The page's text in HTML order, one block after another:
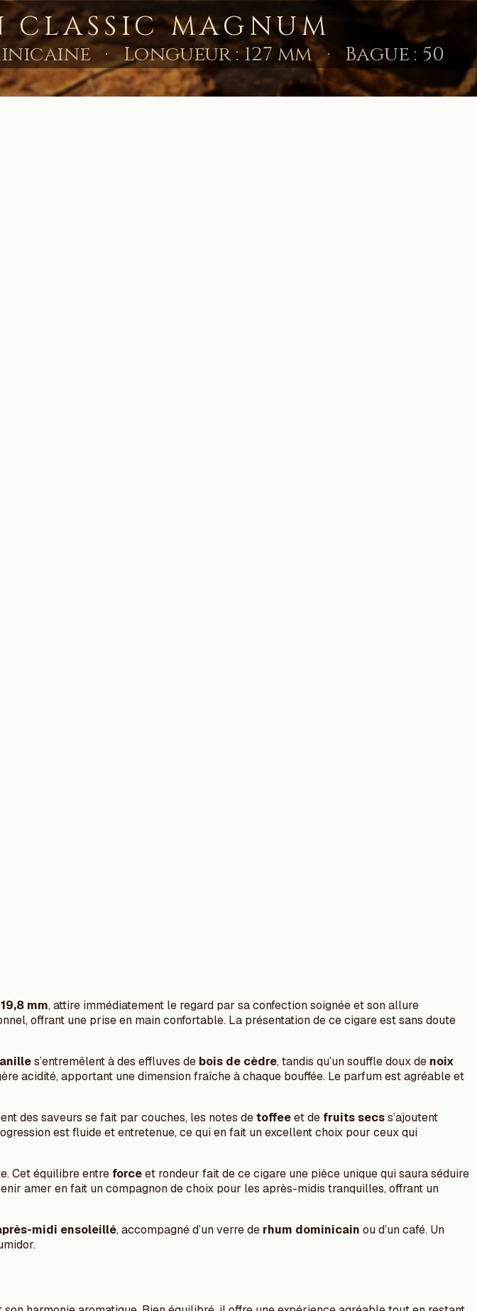
mm, attire immédiatement le regard par sa confection soignée et son allure
offrant une prise en main confortable. La présentation de ce cigare est sans doute
s’entremêlent à des effluves de bois de cèdre, tandis qu’un souffle doux de noix
acidité, apportant une dimension fraîche à chaque bouffée. Le parfum est agréable et
des saveurs se fait par couches, les notes detoffeeet de fruits secss’ajoutent
est fluide et entretenue, ce qui en fait un excellent choix pour ceux qui
Cet équilibre entre forceet rondeur fait de ce cigare une pièce unique qui saura séduire
amer en fait un compagnon de choix pour les après-midis tranquilles, offrant un
midi ensoleillé, accompagné d’un verre de rhum dominicain ou d’un café. Un